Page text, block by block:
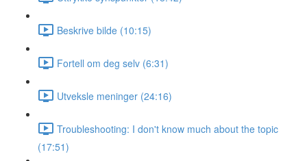
Beskrive bilde (10:15)
Fortell om deg selv (6:31)
Utveksle meninger (24:16)
Troubleshooting: I don't know much about the topic
(17:51)